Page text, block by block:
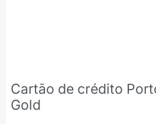
Cartão de crédito
Gold